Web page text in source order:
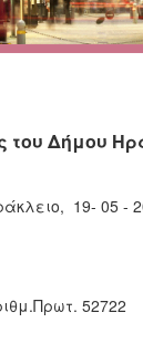
του Δήμου
19- 05 -
52722